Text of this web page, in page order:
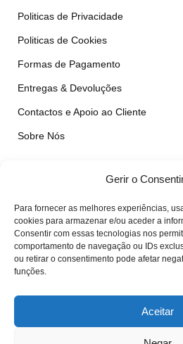
Gerir o
Para fornecer as melhores experiências,
cookies para armazenar e/ou aceder a
Consentir com essas tecnologias nos
comportamento de navegação ou IDs
ou retirar o consentimento pode afetar
funções.
Aceitar
Politicas de Privacidade
Politicas de Cookies
Formas de Pagamento
Entregas & Devoluções
Contactos e Apoio ao Cliente
Sobre Nós
Simular Reparação
Formulário de Livre Resolução
Qualidade das Peças